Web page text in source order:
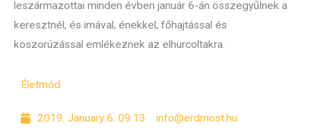
leszármazottai minden évben január 6-án összegyűlnek a
keresztnél, és imával, énekkel, főhajtással és
koszorúzással emlékeznek az elhurcoltakra.
Életmód
2019. January 6. 09:13 info@erdmost.hu